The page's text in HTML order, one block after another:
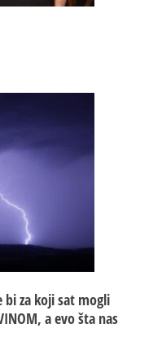
bi za koji sat mogli
a evo šta nas